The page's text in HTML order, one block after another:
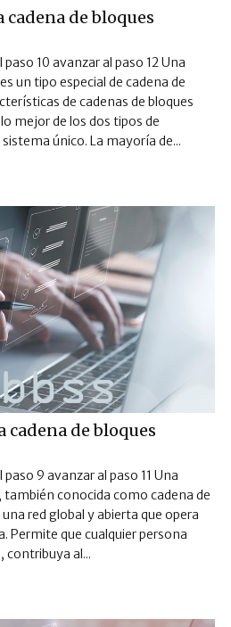
cadena de bloques
10 avanzar al paso 12 Una
un tipo especial de cadena de
de cadenas de bloques
mejor de los dos tipos de
único. La mayoría de...
cadena de bloques
9 avanzar al paso 11 Una
también conocida como cadena de
red global y abierta que opera
Permite que cualquier persona
contribuya al...